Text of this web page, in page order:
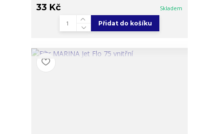
33 Kč Skladem
Přidat do košíku